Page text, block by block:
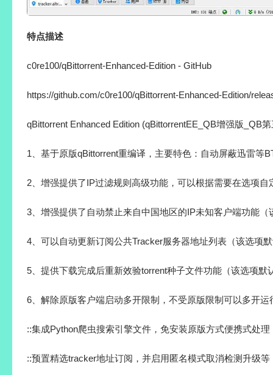
特点描述
c0re100/qBittorrent-Enhanced-Edition - GitHub
https://github.com/c0re100/qBittorrent-Enhanced-Edition/
qBittorrent Enhanced Edition (qBittorrentEE_QB增强版_QB
1、基于原版qBittorrent重编译，主要特色：自动屏蔽迅雷等
2、增强提供了IP过滤规则高级功能，可以根据需要在选项自
3、增强提供了自动禁止来自中国地区的IP未知客户端功能（
4、可以自动更新订阅公共Tracker服务器地址列表（该选项
5、提供下载完成后重新效验torrent种子文件功能（该选项默
6、解除原版客户端启动多开限制，不受原版限制可以多开运
::集成Python爬虫搜索引擎文件，免安装原版方式便携式处理
::预置精选tracker地址订阅，并启用匿名模式取消检测升级等